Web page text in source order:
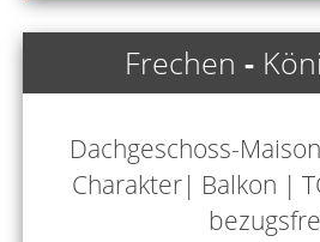
Frechen -
Dachgeschoss-
Charakter| Balkon |